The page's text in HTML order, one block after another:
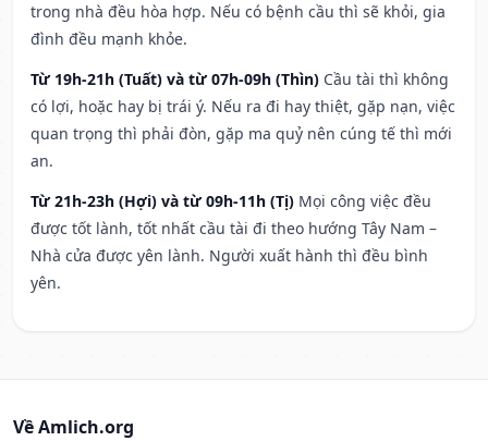
trong nhà đều hòa hợp. Nếu có bệnh cầu thì sẽ khỏi, gia
đình đều mạnh khỏe.
Từ 19h-21h (Tuất) và từ 07h-09h (Thìn) Cầu tài thì không
có lợi, hoặc hay bị trái ý. Nếu ra đi hay thiệt, gặp nạn, việc
quan trọng thì phải đòn, gặp ma quỷ nên cúng tế thì mới
an.
Từ 21h-23h (Hợi) và từ 09h-11h (Tị) Mọi công việc đều
được tốt lành, tốt nhất cầu tài đi theo hướng Tây Nam –
Nhà cửa được yên lành. Người xuất hành thì đều bình
yên.
Về Amlich.org